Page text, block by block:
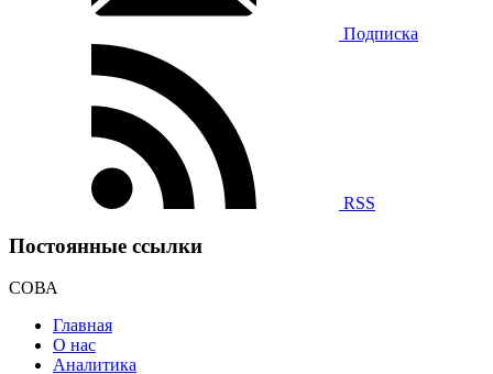
Подписка
RSS
Постоянные ссылки
СОВА
Главная
О нас
Аналитика